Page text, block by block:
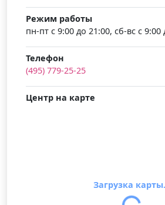
Режим работы
пн-пт с 9:00 до 21:00, сб-вс с 9:00
Телефон
(495) 779-25-25
Центр на карте
Загрузка